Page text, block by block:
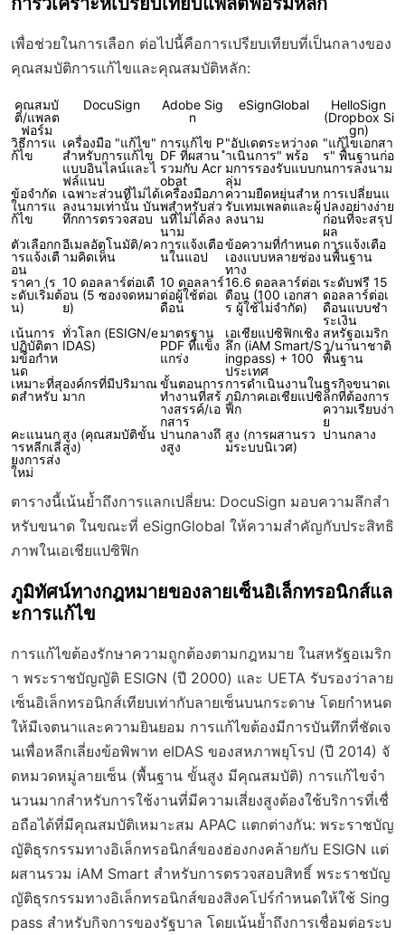
เพื่อช่วยในการเลือก ต่อไปนี้คือการเปรียบเทียบที่เป็นกลางของ
คุณสมบัติการแก้ไขและคุณสมบัติหลัก:
คุณสมบั
ติ/แพลต
ฟอร์ม
DocuSign
Adobe Sig
n
eSignGlobal
HelloSign
(Dropbox Si
gn)
วิธีการแ
ก้ไข
เครื่องมือ "แก้ไข"
สำหรับการแก้ไข
แบบอินไลน์และไ
ฟล์แนบ
การแก้ไข P
DF ที่ผสาน
รวมกับ Acr
obat
"อัปเดตระหว่างด
ำเนินการ" พร้อ
มการรองรับแบบก
ลุ่ม
"แก้ไขเอกสา
ร" พื้นฐานก่อ
นการลงนาม
ข้อจำกัด
ในการแ
ก้ไข
เฉพาะส่วนที่ไม่ได้
ลงนามเท่านั้น บัน
ทึกการตรวจสอบ
เครื่องมือภา
พสำหรับส่ว
นที่ไม่ได้ลง
นาม
ความยืดหยุ่นสำห
รับเทมเพลตและผู้
ลงนาม
การเปลี่ยนแ
ปลงอย่างง่าย
ก่อนที่จะสรุป
ผล
ตัวเลือกก
ารแจ้งเตื
อน
อีเมลอัตโนมัติ/คว
ามคิดเห็น
การแจ้งเตือ
นในแอป
ข้อความที่กำหนด
เองแบบหลายช่อง
ทาง
การแจ้งเตือ
นพื้นฐาน
ราคา (ร
ะดับเริ่มต้
น)
10 ดอลลาร์ต่อเดื
อน (5 ซองจดหมา
ย)
10 ดอลลาร์
ต่อผู้ใช้ต่อเ
ดือน
16.6 ดอลลาร์ต่อเ
ดือน (100 เอกสา
ร ผู้ใช้ไม่จำกัด)
ระดับฟรี 15
ดอลลาร์ต่อเ
ดือนแบบชำ
ระเงิน
เน้นการ
ปฏิบัติตา
มข้อกำห
นด
ทั่วโลก (ESIGN/e
IDAS)
มาตรฐาน
PDF ที่แข็ง
แกร่ง
เอเชียแปซิฟิกเชิง
ลึก (iAM Smart/S
ingpass) + 100
ประเทศ
สหรัฐอเมริก
า/นานาชาติ
พื้นฐาน
เหมาะที่สุ
ดสำหรับ
องค์กรที่มีปริมาณ
มาก
ขั้นตอนการ
ทำงานที่สร้
างสรรค์/เอ
กสาร
การดำเนินงานใน
ภูมิภาคเอเชียแปซิ
ฟิก
ธุรกิจขนาดเ
ล็กที่ต้องการ
ความเรียบง่า
ย
คะแนนก
ารหลีกเลี่
ยงการส่ง
ใหม่
สูง (คุณสมบัติขั้น
สูง)
ปานกลางถึ
งสูง
สูง (การผสานรว
มระบบนิเวศ)
ปานกลาง
ตารางนี้เน้นย้ำถึงการแลกเปลี่ยน: DocuSign มอบความลึกสำ
หรับขนาด ในขณะที่ eSignGlobal ให้ความสำคัญกับประสิทธิ
ภาพในเอเชียแปซิฟิก
ภูมิทัศน์ทางกฎหมายของลายเซ็นอิเล็กทรอนิกส์แล
ะการแก้ไข
การแก้ไขต้องรักษาความถูกต้องตามกฎหมาย ในสหรัฐอเมริก
า พระราชบัญญัติ ESIGN (ปี 2000) และ UETA รับรองว่าลาย
เซ็นอิเล็กทรอนิกส์เทียบเท่ากับลายเซ็นบนกระดาษ โดยกำหนด
ให้มีเจตนาและความยินยอม การแก้ไขต้องมีการบันทึกที่ชัดเจ
นเพื่อหลีกเลี่ยงข้อพิพาท eIDAS ของสหภาพยุโรป (ปี 2014) จั
ดหมวดหมู่ลายเซ็น (พื้นฐาน ขั้นสูง มีคุณสมบัติ) การแก้ไขจำ
นวนมากสำหรับการใช้งานที่มีความเสี่ยงสูงต้องใช้บริการที่เชื่
อถือได้ที่มีคุณสมบัติเหมาะสม APAC แตกต่างกัน: พระราชบัญ
ญัติธุรกรรมทางอิเล็กทรอนิกส์ของฮ่องกงคล้ายกับ ESIGN แต่
ผสานรวม iAM Smart สำหรับการตรวจสอบสิทธิ์ พระราชบัญ
ญัติธุรกรรมทางอิเล็กทรอนิกส์ของสิงคโปร์กำหนดให้ใช้ Sing
pass สำหรับกิจการของรัฐบาล โดยเน้นย้ำถึงการเชื่อมต่อระบ